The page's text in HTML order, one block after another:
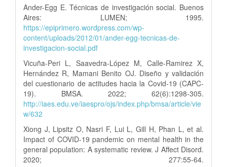
Ander-Egg E. Técnicas de investigación social. Buenos
Aires: LUMEN; 1995.
https://epiprimero.wordpress.com/wp-
content/uploads/2012/01/ander-egg-tecnicas-de-
investigacion-social.pdf
Vicuña-Peri L, Saavedra-López M, Calle-Ramirez X,
Hernández R, Mamani Benito OJ. Diseño y validación
del cuestionario de actitudes hacia la Covid-19 (CAPC-
19). BMSA. 2022; 62(6):1298-305.
http://iaes.edu.ve/iaespro/ojs/index.php/bmsa/article/vie
w/632
Xiong J, Lipsitz O, Nasri F, Lui L, Gill H, Phan L, et al.
Impact of COVID-19 pandemic on mental health in the
general population: A systematic review. J Affect Disord.
2020; 277:55-64.